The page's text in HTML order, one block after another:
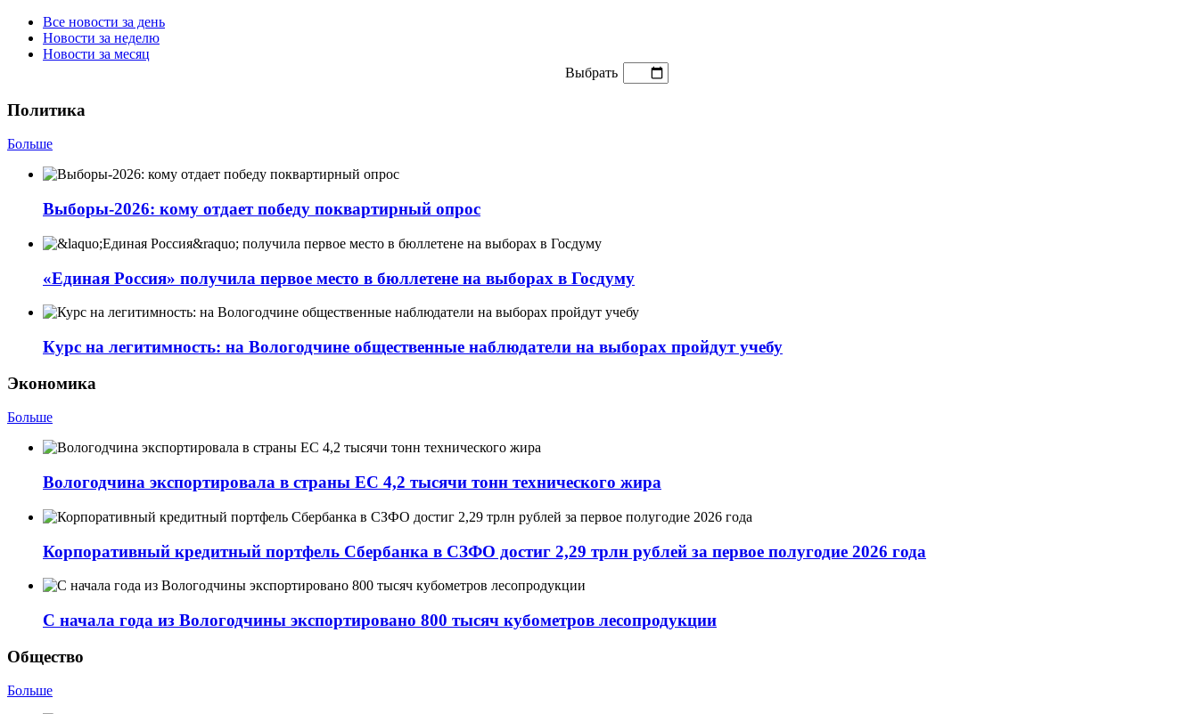
Все новости за день
Новости за неделю
Новости за месяц
Выбрать
Политика
Больше
Выборы-2026: кому отдает победу поквартирный опрос
«Единая Россия» получила первое место в бюллетене на выборах в Госдуму
Курс на легитимность: на Вологодчине общественные наблюдатели на выборах пройдут учебу
Экономика
Больше
Вологодчина экспортировала в страны ЕС 4,2 тысячи тонн технического жира
Корпоративный кредитный портфель Сбербанка в СЗФО достиг 2,29 трлн рублей за первое полугодие 2026 года
С начала года из Вологодчины экспортировано 800 тысяч кубометров лесопродукции
Общество
Больше